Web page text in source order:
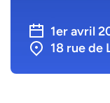
1er avril
18 rue de